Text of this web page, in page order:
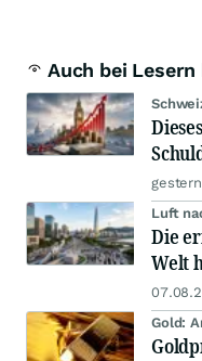
Auch bei
Luft
Die
Welt
Gold: